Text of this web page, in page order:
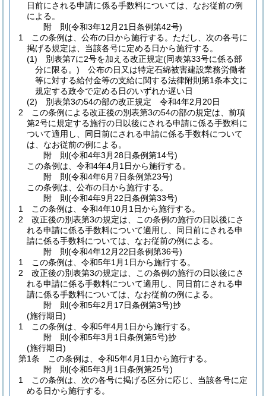
日前にされる申請に係る手数料については、なお従前の例
による。
附 則(令和3年12月21日条例第42号)
1
この条例は、公布の日から施行する。 ただし、次の各号に
掲げる規定は、当該各号に定める日から施行する。
(1)
別表第7に2号を加える改正規定(同表第33号に係る部
分に限る。) 公布の日又は特定石綿被害建設業務労働者
等に対する給付金等の支給に関する法律附則第1条本文に
規定する政令で定める日のいずれか遅い日
(2)
別表第3の54の部の改正規定 令和4年2月20日
2
この条例による改正後の別表第3の54の部の規定は、前項
第2号に規定する施行の日以後にされる申請に係る手数料に
ついて適用し、同日前にされる申請に係る手数料について
は、なお従前の例による。
附 則(令和4年3月28日条例第14号)
この条例は、令和4年4月1日から施行する。
附 則(令和4年6月7日条例第23号)
この条例は、公布の日から施行する。
附 則(令和4年9月22日条例第33号)
1
この条例は、令和4年10月1日から施行する。
2
改正後の別表第3の規定は、この条例の施行の日以後にさ
れる申請に係る手数料について適用し、同日前にされる申
請に係る手数料については、なお従前の例による。
附 則(令和4年12月22日条例第36号)
1
この条例は、令和5年1月1日から施行する。
2
改正後の別表第3の規定は、この条例の施行の日以後にさ
れる申請に係る手数料について適用し、同日前にされる申
請に係る手数料については、なお従前の例による。
附 則(令和5年2月17日条例第3号)抄
(施行期日)
1
この条例は、令和5年4月1日から施行する。
附 則(令和5年3月1日条例第5号)抄
(施行期日)
第1条
この条例は、令和5年4月1日から施行する。
附 則(令和5年3月1日条例第25号)
1
この条例は、次の各号に掲げる区分に応じ、当該各号に定
める日から施行する。